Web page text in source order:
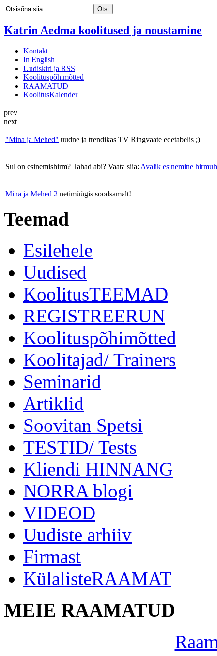
Katrin Aedma koolitused ja noustamine
Kontakt
In English
Uudiskiri ja RSS
Koolituspõhimõtted
RAAMATUD
KoolitusKalender
prev
next
"Mina ja Mehed" uudne ja trendikas TV Ringvaate edetabelis ;)
Sul on esinemishirm? Tahad abi? Vaata siia: Avalik esinemine
Mina ja Mehed 2 netimüügis soodsamalt!
Teemad
Esilehele
Uudised
KoolitusTEEMAD
REGISTREERUN
Koolituspõhimõtted
Koolitajad/ Trainers
Seminarid
Artiklid
Soovitan Spetsi
TESTID/ Tests
Kliendi HINNANG
NORRA blogi
VIDEOD
Uudiste arhiiv
Firmast
KülalisteRAAMAT
MEIE RAAMATUD